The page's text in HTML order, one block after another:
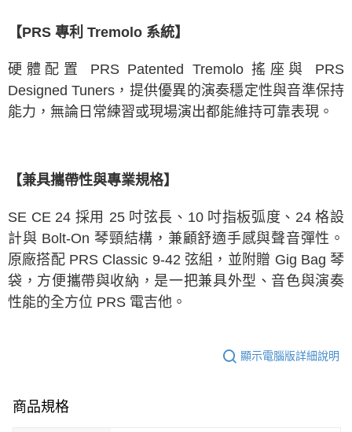
【PRS 專利 Tremolo 系統】
硬體配置 PRS Patented Tremolo 搖座與 PRS
Designed Tuners，提供優異的演奏穩定性與音準保持
能力，無論日常練習或現場演出都能維持可靠表現。
【兼具攜帶性與專業規格】
SE CE 24 採用 25 吋弦長、10 吋指板弧度、24 格設
計與 Bolt-On 琴頸結構，兼顧舒適手感與聲音彈性。
原廠搭配 PRS Classic 9-42 弦組，並附贈 Gig Bag 琴
袋，方便攜帶與收納，是一把兼具外型、音色與演奏
性能的全方位 PRS 電吉他。
顯示電腦版詳細說明
商品規格